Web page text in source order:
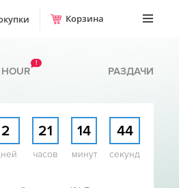
Корзина
!
РАЗДАЧИ
2 21
часов
14
минут
44
секунд